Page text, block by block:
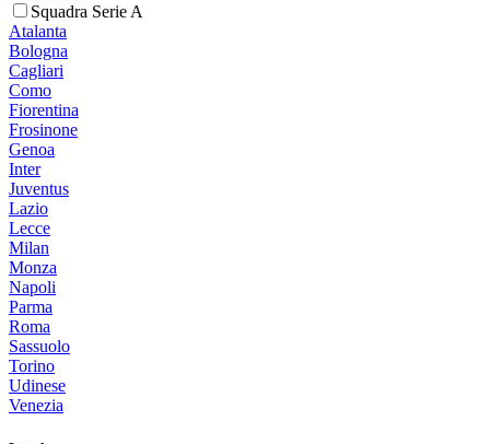
Squadra Serie A
Atalanta
Bologna
Cagliari
Como
Fiorentina
Frosinone
Genoa
Inter
Juventus
Lazio
Lecce
Milan
Monza
Napoli
Parma
Roma
Sassuolo
Torino
Udinese
Venezia